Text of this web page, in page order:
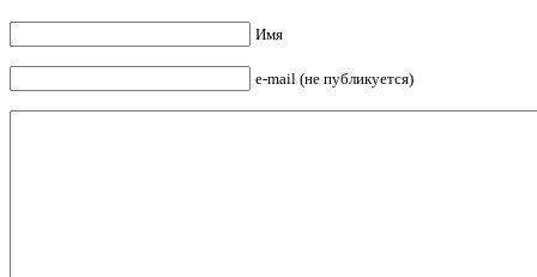
Имя
e-mail (не публикуется)